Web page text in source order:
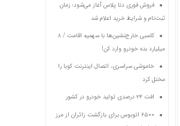
فروش فوری دنا پلاس آغاز می‌شود؛ زمان
ثبت‌نام و شرایط خرید اعلام شد
کاسبی خارج‌نشین‌ها با سهمیه اقامت / ۸
میلیارد بده خودرو وارد کن!
خاموشی سراسری، اتصال اینترنت کوبا را
مختل کرد
افت ۲۴ درصدی تولید خودرو در کشور
۶۵۰۰ اتوبوس برای بازگشت زائران از مرز